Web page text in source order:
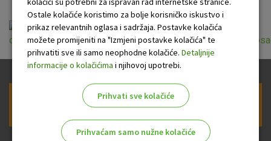
Prijava na newsletter OTP banke
Ostale kolačiće koristimo za bolje korisničko iskustvo i
prikaz relevantnih oglasa i sadržaja. Postavke kolačića
možete promijeniti na "Izmjeni postavke kolačića" te
prihvatiti sve ili samo neophodne kolačiće. Detaljnije
informacije o kolačićima i njihovoj upotrebi.
Prihvati sve kolačiće
Prihvaćam samo nužne kolačiće